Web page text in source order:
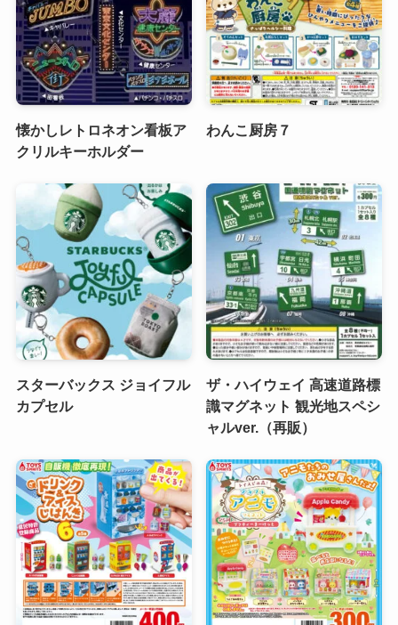
懐かしレトロネオン看板ア
クリルキーホルダー
わんこ厨房７
スターバックス ジョイフル
カプセル
ザ・ハイウェイ 高速道路標
識マグネット 観光地スペシ
ャルver.（再販）